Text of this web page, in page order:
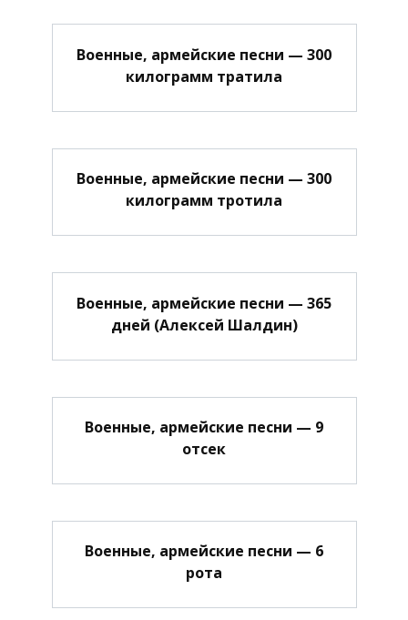
Военные, армейские песни — 300
килограмм тратила
Военные, армейские песни — 300
килограмм тротила
Военные, армейские песни — 365
дней (Алексей Шалдин)
Военные, армейские песни — 9
отсек
Военные, армейские песни — 6
рота